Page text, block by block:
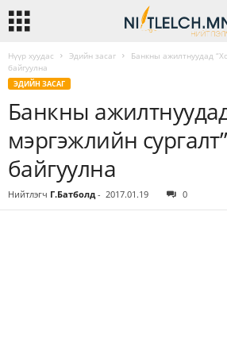
Нүүр хуудас Эдийн засаг
Банкны ажилтнуудад
байгуулна
ЭДИЙН ЗАСАГ
Банкны
мэргэжлийн
байгуулна
Нийтлэгч Г.Батболд- 2017.01.19 0